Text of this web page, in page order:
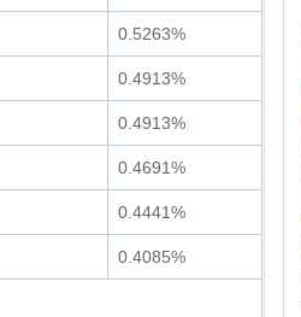
0.5263%
0.4913%
0.4913%
0.4691%
0.4441%
0.4085%